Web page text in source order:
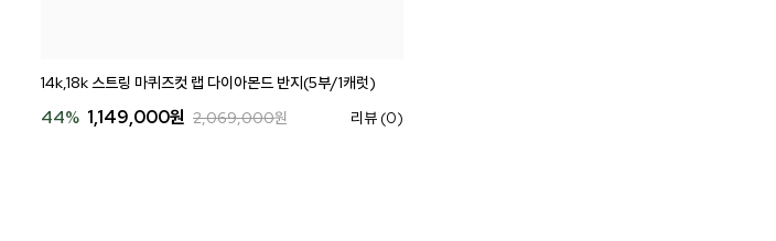
14k,18k 스트링 마퀴즈컷 랩 다이아몬드 반지(5부/1캐럿)
44% 1,149,000원 2,069,000원 리뷰 (0)